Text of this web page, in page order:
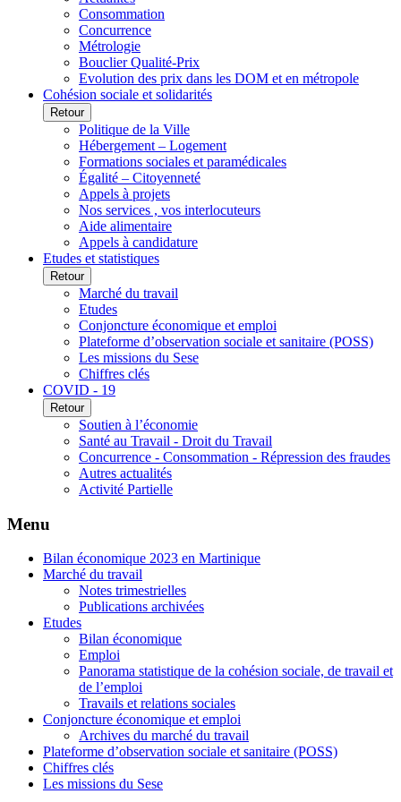
Consommation
Concurrence
Métrologie
Bouclier Qualité-Prix
Evolution des prix dans les DOM et en métropole
Cohésion sociale et solidarités
Retour
Politique de la Ville
Hébergement – Logement
Formations sociales et paramédicales
Égalité – Citoyenneté
Appels à projets
Nos services , vos interlocuteurs
Aide alimentaire
Appels à candidature
Etudes et statistiques
Retour
Marché du travail
Etudes
Conjoncture économique et emploi
Plateforme d’observation sociale et sanitaire (POSS)
Les missions du Sese
Chiffres clés
COVID - 19
Retour
Soutien à l’économie
Santé au Travail - Droit du Travail
Concurrence - Consommation - Répression des fraudes
Autres actualités
Activité Partielle
Menu
Bilan économique 2023 en Martinique
Marché du travail
Notes trimestrielles
Publications archivées
Etudes
Bilan économique
Emploi
Panorama statistique de la cohésion sociale, de travail et
de l’emploi
Travails et relations sociales
Conjoncture économique et emploi
Archives du marché du travail
Plateforme d’observation sociale et sanitaire (POSS)
Chiffres clés
Les missions du Sese